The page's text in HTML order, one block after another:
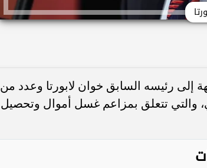
إلى رئيسه السابق خوان لابورتا وعدد من
والتي تتعلق بمزاعم غسل أموال وتحصيل